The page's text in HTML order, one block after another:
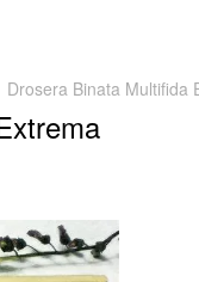
Drosera Binata Multifida